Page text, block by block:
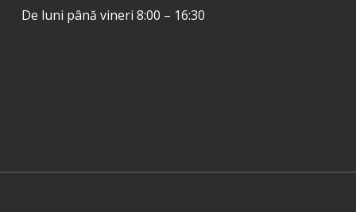
De luni până vineri 8:00 – 16:30